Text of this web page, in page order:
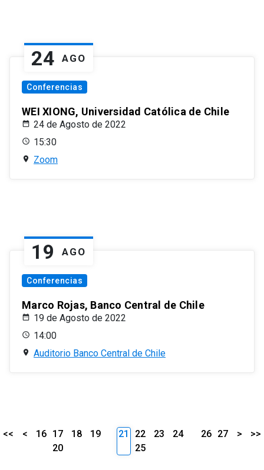
24 AGO
Conferencias
WEI XIONG, Universidad Católica de Chile
24 de Agosto de 2022
15:30
Zoom
19 AGO
Conferencias
Marco Rojas, Banco Central de Chile
19 de Agosto de 2022
14:00
Auditorio Banco Central de Chile
<< < 16 17 18
19
20
21 22 23
24
25
26 27 > >>